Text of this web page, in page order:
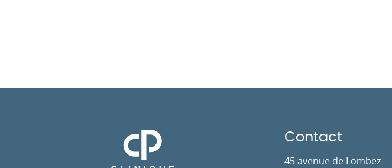
Clinique Pasteur Contact
45 avenue de Lombez